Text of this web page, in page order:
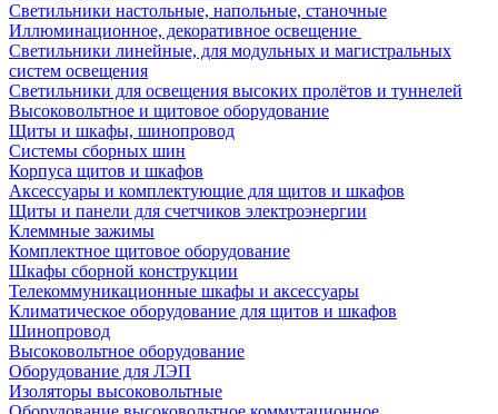
Светильники настольные, напольные, станочные
Иллюминационное, декоративное освещение
Светильники линейные, для модульных и магистральных
систем освещения
Светильники для освещения высоких пролётов и туннелей
Высоковольтное и щитовое оборудование
Щиты и шкафы, шинопровод
Системы сборных шин
Корпуса щитов и шкафов
Аксессуары и комплектующие для щитов и шкафов
Щиты и панели для счетчиков электроэнергии
Клеммные зажимы
Комплектное щитовое оборудование
Шкафы сборной конструкции
Телекоммуникационные шкафы и аксессуары
Климатическое оборудование для щитов и шкафов
Шинопровод
Высоковольтное оборудование
Оборудование для ЛЭП
Изоляторы высоковольтные